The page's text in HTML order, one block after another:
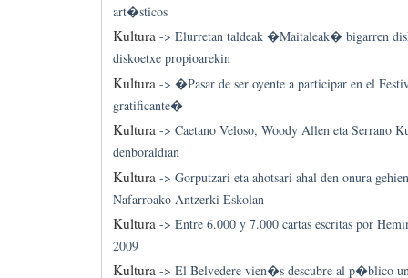
art�sticos
Kultura-> Elurretan taldeak �Maitaleak� bigarren
diskoetxe propioarekin
Kultura-> �Pasar de ser oyente a participar en el
gratificante�
Kultura-> Caetano Veloso, Woody Allen eta Serrano
denboraldian
Kultura -> Gorputzari eta ahotsari ahal den onura
Nafarroako Antzerki Eskolan
Kultura-> Entre 6.000 y 7.000 cartas escritas por
2009
Kultura-> El Belvedere vien�s descubre al p�blico